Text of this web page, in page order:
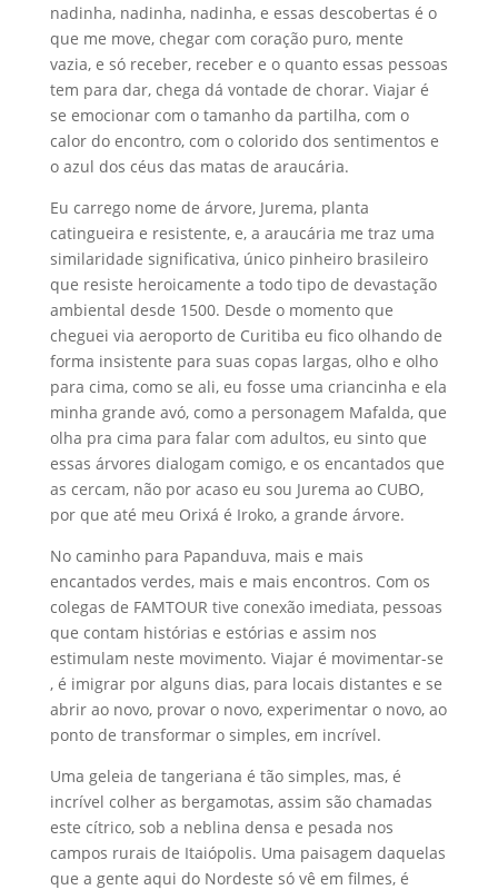
nadinha, nadinha, nadinha, e essas descobertas é o
que me move, chegar com coração puro, mente
vazia, e só receber, receber e o quanto essas pessoas
tem para dar, chega dá vontade de chorar. Viajar é
se emocionar com o tamanho da partilha, com o
calor do encontro, com o colorido dos sentimentos e
o azul dos céus das matas de araucária.
Eu carrego nome de árvore, Jurema, planta
catingueira e resistente, e, a araucária me traz uma
similaridade significativa, único pinheiro brasileiro
que resiste heroicamente a todo tipo de devastação
ambiental desde 1500. Desde o momento que
cheguei via aeroporto de Curitiba eu fico olhando de
forma insistente para suas copas largas, olho e olho
para cima, como se ali, eu fosse uma criancinha e ela
minha grande avó, como a personagem Mafalda, que
olha pra cima para falar com adultos, eu sinto que
essas árvores dialogam comigo, e os encantados que
as cercam, não por acaso eu sou Jurema ao CUBO,
por que até meu Orixá é Iroko, a grande árvore.
No caminho para Papanduva, mais e mais
encantados verdes, mais e mais encontros. Com os
colegas de FAMTOUR tive conexão imediata, pessoas
que contam histórias e estórias e assim nos
estimulam neste movimento. Viajar é movimentar-se
, é imigrar por alguns dias, para locais distantes e se
abrir ao novo, provar o novo, experimentar o novo, ao
ponto de transformar o simples, em incrível.
Uma geleia de tangeriana é tão simples, mas, é
incrível colher as bergamotas, assim são chamadas
este cítrico, sob a neblina densa e pesada nos
campos rurais de Itaiópolis. Uma paisagem daquelas
que a gente aqui do Nordeste só vê em filmes, é